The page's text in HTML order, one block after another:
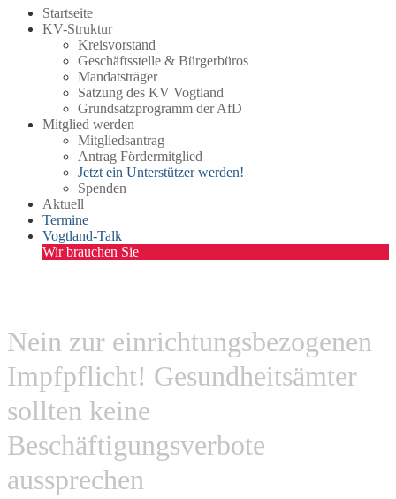
Startseite
KV-Struktur
Kreisvorstand
Geschäftsstelle & Bürgerbüros
Mandatsträger
Satzung des KV Vogtland
Grundsatzprogramm der AfD
Mitglied werden
Mitgliedsantrag
Antrag Fördermitglied
Jetzt ein Unterstützer werden!
Spenden
Aktuell
Termine
Vogtland-Talk
Wir brauchen Sie
Nein zur einrichtungsbezogenen
Impfpflicht! Gesundheitsämter
sollten keine
Beschäftigungsverbote
aussprechen